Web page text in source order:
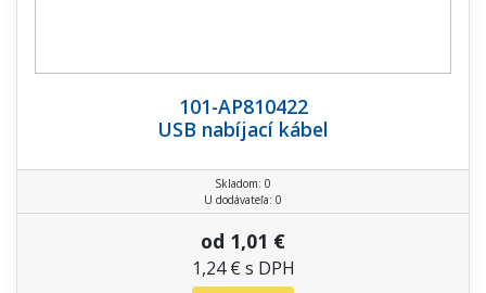
101-AP810422
USB nabíjací kábel
Skladom: 0
U dodávateľa: 0
od 1,01 €
1,24 € s DPH